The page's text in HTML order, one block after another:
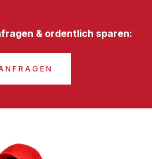
& ordentlich sparen: